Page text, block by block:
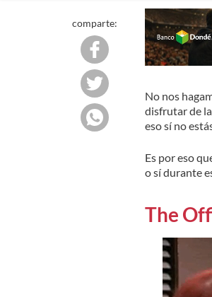
comparte:
No nos
disfrutar de
eso sí no
Es por eso
o sí durante
The